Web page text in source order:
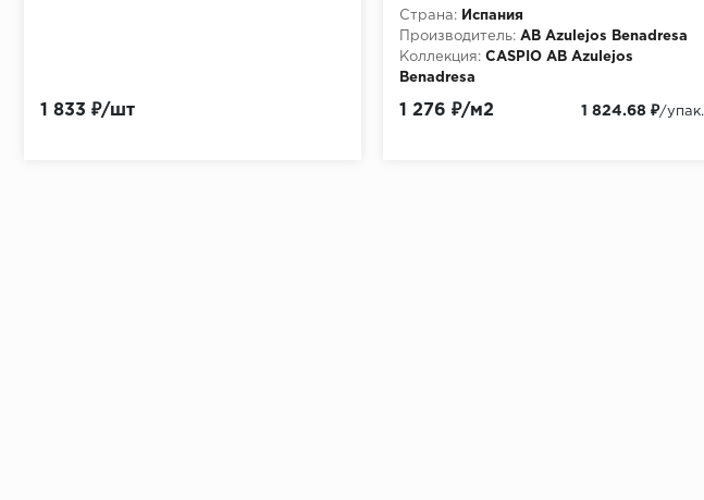
1 833 ₽/шт
Страна:
Испания
Производитель: AB Azulejos Benadresa
Коллекция: CASPIO AB Azulejos
Benadresa
1 276 ₽/м2 1 824.68 ₽/упак.